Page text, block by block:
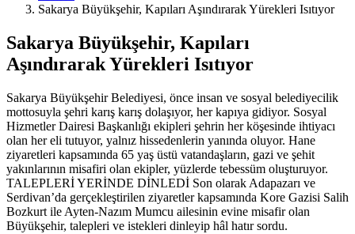
Sakarya Büyükşehir, Kapıları Aşındırarak Yürekleri Isıtıyor
Sakarya Büyükşehir, Kapıları
Aşındırarak Yürekleri Isıtıyor
Sakarya Büyükşehir Belediyesi, önce insan ve sosyal belediyecilik
mottosuyla şehri karış karış dolaşıyor, her kapıya gidiyor. Sosyal
Hizmetler Dairesi Başkanlığı ekipleri şehrin her köşesinde ihtiyacı
olan her eli tutuyor, yalnız hissedenlerin yanında oluyor. Hane
ziyaretleri kapsamında 65 yaş üstü vatandaşların, gazi ve şehit
yakınlarının misafiri olan ekipler, yüzlerde tebessüm oluşturuyor.
TALEPLERİ YERİNDE DİNLEDİ Son olarak Adapazarı ve
Serdivan’da gerçekleştirilen ziyaretler kapsamında Kore Gazisi Salih
Bozkurt ile Ayten-Nazım Mumcu ailesinin evine misafir olan
Büyükşehir, talepleri ve istekleri dinleyip hâl hatır sordu.